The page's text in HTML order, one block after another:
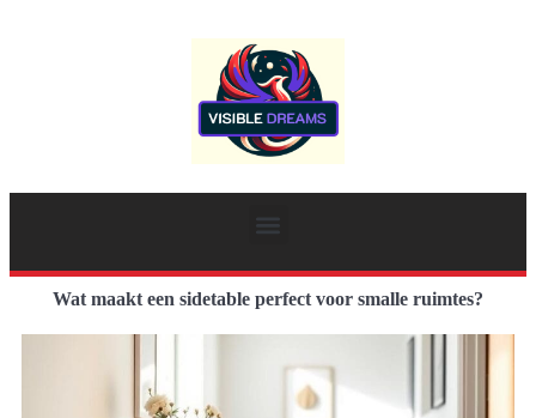
Wat maakt een sidetable perfect voor smalle ruimtes?